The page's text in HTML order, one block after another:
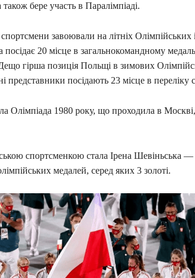
також бере участь в Паралімпіаді.
завоювали на літніх Олімпійських
посідає 20 місце в загальнокомандному
гірша позиція Польщі в зимових
представники посідають 23 місце в переліку
Олімпіада 1980 року, що проходила в
спортсменкою стала Ірена Шевіньська —
медалей, серед яких 3 золоті.